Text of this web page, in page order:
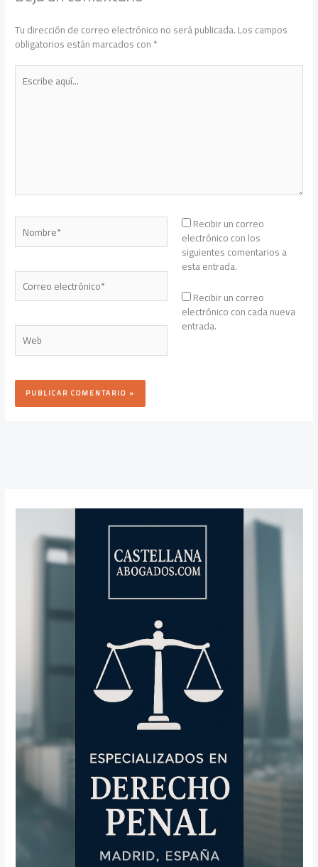
Tu dirección de correo electrónico no será publicada.Los campos
obligatorios están marcados con*
Escribe
aquí...
Nombre*
Correo
electrónico*
Web
Recibir un correo
electrónico con los
siguientes comentarios a
esta entrada.
Recibir un correo
electrónico con cada nueva
entrada.